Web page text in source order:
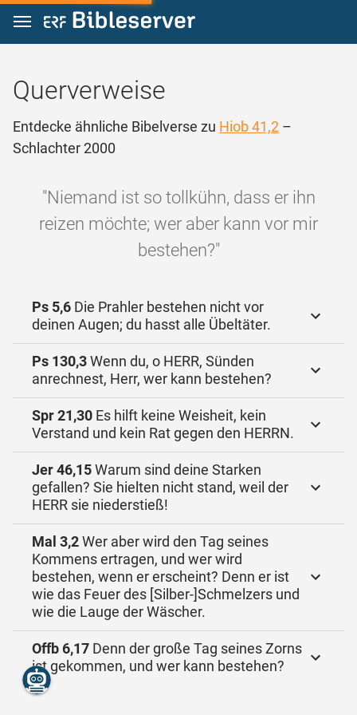
Zum Inhalt springen
Querverweise
Entdecke ähnliche Bibelverse zu Hiob 41,2 –
Schlachter 2000
"Niemand ist so tollkühn, dass er ihn
reizen möchte; wer aber kann vor mir
bestehen?"
Ps 5,6 Die Prahler bestehen nicht vor
deinen Augen; du hasst alle Übeltäter.
Ps 130,3Wenn du, o HERR, Sünden
anrechnest, Herr, wer kann bestehen?
Spr 21,30 Es hilft keine Weisheit, kein
Verstand und kein Rat gegen den HERRN.
Jer 46,15Warum sind deine Starken
gefallen? Sie hielten nicht stand, weil der
HERR sie niederstieß!
Mal 3,2Wer aber wird den Tag seines
Kommens ertragen, und wer wird
bestehen, wenn er erscheint? Denn er ist
wie das Feuer des [Silber-]Schmelzers und
wie die Lauge der Wäscher.
Offb 6,17 Denn der große Tag seines Zorns
ist gekommen, und wer kann bestehen?